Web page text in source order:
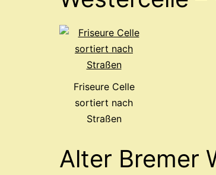
Friseure Celle
sortiert nach
Straßen
Alter Bremer